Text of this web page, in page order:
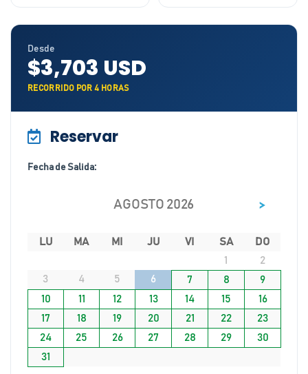
Desde
$3,703 USD
RECORRIDO POR 4 HORAS
Reservar
Fecha de Salida:
AGOSTO 2026 >
LU MA MI JU VI SA
DO
1
2
3
4 5 6 7 8
9
10
11 12 13 14 15
16
17
18 19 20 21 22
23
24
25 26 27 28 29
30
31